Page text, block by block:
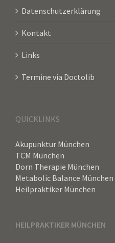
Datenschutzerklärung
Kontakt
Links
Termine via Doctolib
QUICKLINKS
Akupunktur München
TCM München
Dorn Therapie München
Metabolic Balance München
Heilpraktiker München
HEILPRAKTIKER MÜNCHEN